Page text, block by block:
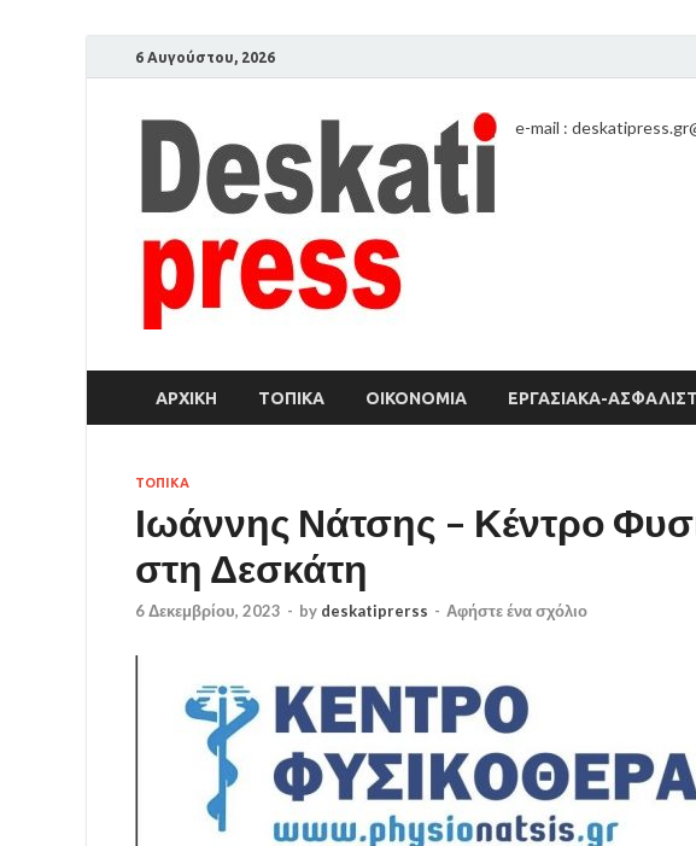
6 Αυγούστου, 2026
e-mail :
ΑΡΧΙΚΉ ΤΟΠΙΚΑ ΟΙΚΟΝΟΜΙΑ ΕΡΓΑΣΙΑΚΑ-
ΤΟΠΙΚΑ
Ιωάννης Νάτσης – Κέντρο
στη Δεσκάτη
6 Δεκεμβρίου, 2023 - by deskatiprerss - Αφήστε ένα σχόλιο